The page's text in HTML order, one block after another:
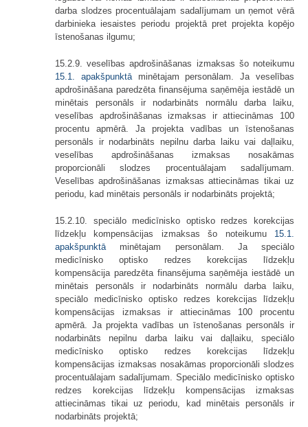
darba slodzes procentuālajam sadalījumam un ņemot vērā
darbinieka iesaistes periodu projektā pret projekta kopējo
īstenošanas ilgumu;
15.2.9. veselības apdrošināšanas izmaksas šo noteikumu
15.1. apakšpunktāminētajam personālam. Ja veselības
apdrošināšana paredzēta finansējuma saņēmēja iestādē un
minētais personāls ir nodarbināts normālu darba laiku,
veselības apdrošināšanas izmaksas ir attiecināmas 100
procentu apmērā. Ja projekta vadības un īstenošanas
personāls ir nodarbināts nepilnu darba laiku vai daļlaiku,
veselības apdrošināšanas izmaksas nosakāmas
proporcionāli slodzes procentuālajam sadalījumam.
Veselības apdrošināšanas izmaksas attiecināmas tikai uz
periodu, kad minētais personāls ir nodarbināts projektā;
15.2.10. speciālo medicīnisko optisko redzes korekcijas
līdzekļu kompensācijas izmaksas šo noteikumu 15.1.
apakšpunktā minētajam personālam. Ja speciālo
medicīnisko optisko redzes korekcijas līdzekļu
kompensācija paredzēta finansējuma saņēmēja iestādē un
minētais personāls ir nodarbināts normālu darba laiku,
speciālo medicīnisko optisko redzes korekcijas līdzekļu
kompensācijas izmaksas ir attiecināmas 100 procentu
apmērā. Ja projekta vadības un īstenošanas personāls ir
nodarbināts nepilnu darba laiku vai daļlaiku, speciālo
medicīnisko optisko redzes korekcijas līdzekļu
kompensācijas izmaksas nosakāmas proporcionāli slodzes
procentuālajam sadalījumam. Speciālo medicīnisko optisko
redzes korekcijas līdzekļu kompensācijas izmaksas
attiecināmas tikai uz periodu, kad minētais personāls ir
nodarbināts projektā;